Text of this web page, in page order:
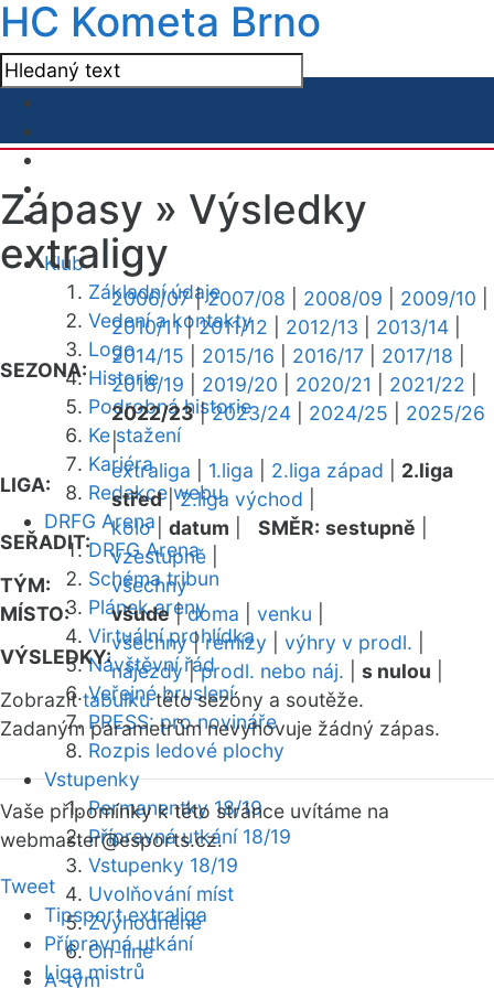
HC Kometa Brno
Klub
Základní údaje
Vedení a kontakty
Logo
Historie
Podrobná historie
Ke stažení
Kariéra
Redakce webu
DRFG Arena
DRFG Arena
Schéma tribun
Plánek areny
Virtuální prohlídka
Návštěvní řád
Veřejné bruslení
PRESS: pro novináře
Rozpis ledové plochy
Vstupenky
Permanentky 18/19
Přípravná utkání 18/19
Vstupenky 18/19
Uvolňování míst
Zvýhodněné
On-line
A-tým
Zápasy » Výsledky
extraligy
SEZONA:
2006/07|2007/08 2008/09 2009/10
2010/11|2011/12 2012/13 2013/14
2014/15
2015/16 2016/17 2017/18
2018/19
2019/20 2020/21 2021/22
2022/23|2023/24 2024/25
2025/26
|
LIGA:
extraliga 1.liga 2.liga západ
2.liga
střed|2.liga východ
SEŘADIT:
kolo| datum SMĚR: sestupně
vzestupně
TÝM:
všechny
MÍSTO:
všude|doma venku
VÝSLEDKY:
všechny|remízy výhry v prodl.
nájezdy|prodl. nebo náj. s nulou
Zobrazittabulkutéto sezóny a soutěže.
Zadaným parametrům nevyhovuje žádný zápas.
Vaše připomínky k této stránce uvítáme na
webmaster@esports.cz.
Tweet
Tipsport extraliga
Přípravná utkání
Liga mistrů